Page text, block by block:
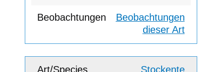
Beobachtungen
dieser Art
Stockente